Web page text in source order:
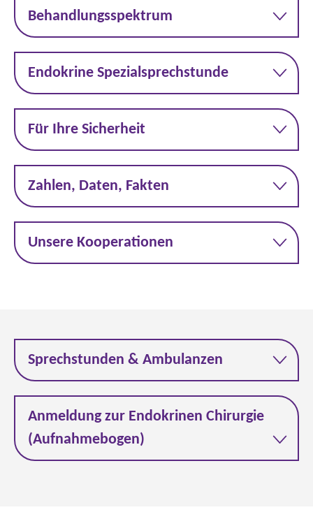
Behandlungsspektrum
Endokrine Spezialsprechstunde
Für Ihre Sicherheit
Zahlen, Daten, Fakten
Unsere Kooperationen
Sprechstunden & Ambulanzen
Anmeldung zur Endokrinen Chirurgie
(Aufnahmebogen)